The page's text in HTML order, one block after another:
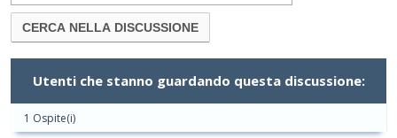
Utenti che stanno guardando questa discussione:
1 Ospite(i)